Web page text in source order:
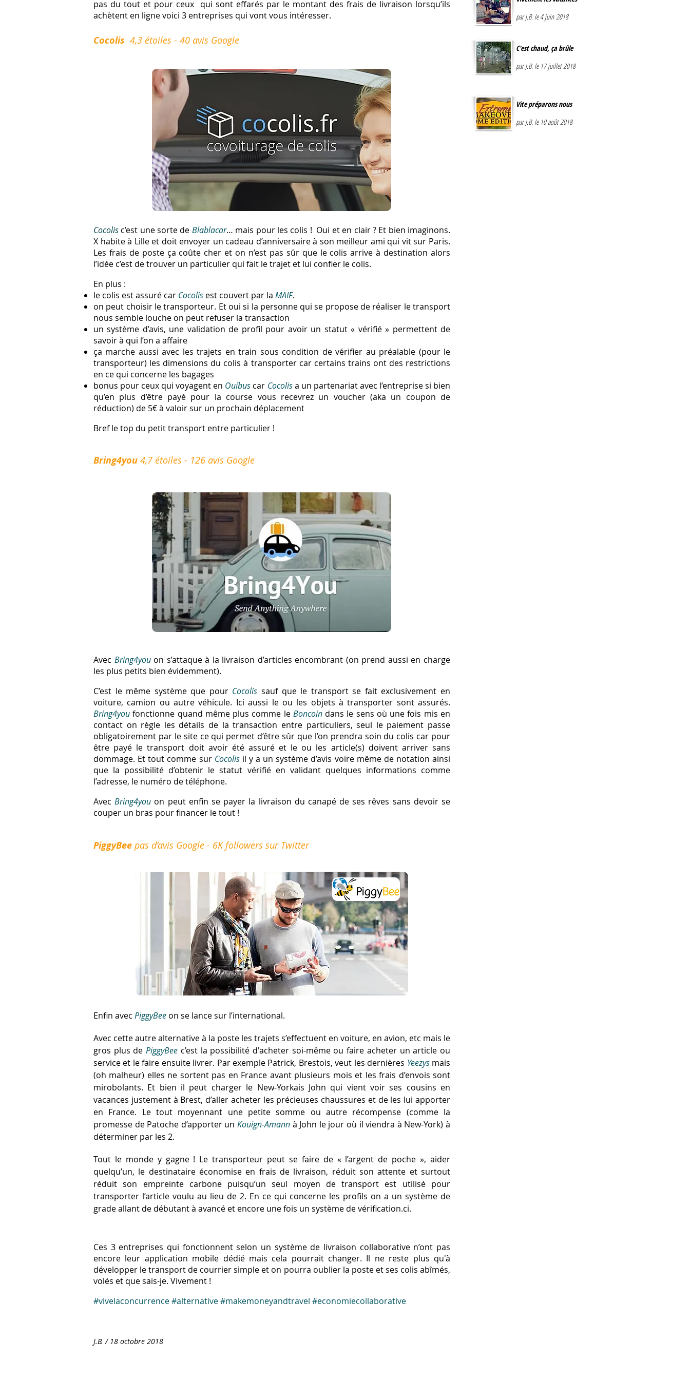
pas du tout et pour ceux qui sont effarés par le montant des frais de livraison lorsqu’ils
achètent en ligne voici 3 entreprises qui vont vous intéresser.
Cocolis 4,3 étoiles - 40 avis Google
par J.B. le 4 juin 2018
C'est chaud, ça brûle
par J.B. le 17 juillet 2018
Vite préparons nous
par J.B. le 10 août 2018
Cocolis c’est une sorte de Blablacar… mais pour les colis ! Oui et en clair ? Et bien imaginons.
X habite à Lille et doit envoyer un cadeau d’anniversaire à son meilleur ami qui vit sur Paris.
Les frais de poste ça coûte cher et on n’est pas sûr que le colis arrive à destination alors
l’idée c’est de trouver un particulier qui fait le trajet et lui confier le colis.
En plus :
le colis est assuré car Cocolis est couvert par la MAIF.
on peut choisir le transporteur. Et oui si la personne qui se propose de réaliser le transport
nous semble louche on peut refuser la transaction
un système d’avis, une validation de profil pour avoir un statut « vérifié » permettent de
savoir à qui l’on a affaire
ça marche aussi avec les trajets en train sous condition de vérifier au préalable (pour le
transporteur) les dimensions du colis à transporter car certains trains ont des restrictions
en ce qui concerne les bagages
bonus pour ceux qui voyagent en Ouibus car Cocolisa un partenariat avec l’entreprise si bien
qu’en plus d’être payé pour la course vous recevrez un voucher (aka un coupon de
réduction) de 5€ à valoir sur un prochain déplacement
Bref le top du petit transport entre particulier !
Bring4you 4,7 étoiles - 126 avis Google
Avec Bring4youon s’attaque à la livraison d’articles encombrant (on prend aussi en charge
les plus petits bien évidemment).
C’est le même système que pour Cocolis sauf que le transport se fait exclusivement en
voiture, camion ou autre véhicule. Ici aussi le ou les objets à transporter sont assurés.
Bring4you fonctionne quand même plus comme le Boncoindans le sens où une fois mis en
contact on règle les détails de la transaction entre particuliers, seul le paiement passe
obligatoirement par le site ce qui permet d’être sûr que l’on prendra soin du colis car pour
être payé le transport doit avoir été assuré et le ou les article(s) doivent arriver sans
dommage. Et tout comme sur Cocolisil y a un système d’avis voire même de notation ainsi
que la possibilité d’obtenir le statut vérifié en validant quelques informations comme
l’adresse, le numéro de téléphone.
AvecBring4you on peut enfin se payer la livraison du canapé de ses rêves sans devoir se
couper un bras pour financer le tout !
PiggyBee pas d’avis Google - 6K followers sur Twitter
Enfin avec PiggyBee on se lance sur l’international.
Avec cette autre alternative à la poste les trajets s’effectuent en voiture, en avion, etc mais le
gros plus dePiggyBee c’est la possibilité d'acheter soi-même ou faire acheter un article ou
service et le faire ensuite livrer. Par exemple Patrick, Brestois, veut les dernières Yeezysmais
(oh malheur) elles ne sortent pas en France avant plusieurs mois et les frais d’envois sont
mirobolants. Et bien il peut charger le New-Yorkais John qui vient voir ses cousins en
vacances justement à Brest, d’aller acheter les précieuses chaussures et de les lui apporter
en France. Le tout moyennant une petite somme ou autre récompense (comme la
promesse de Patoche d’apporter un Kouign-Amann à John le jour où il viendra à New-York) à
déterminer par les 2.
Tout le monde y gagne ! Le transporteur peut se faire de « l’argent de poche », aider
quelqu’un, le destinataire économise en frais de livraison, réduit son attente et surtout
réduit son empreinte carbone puisqu’un seul moyen de transport est utilisé pour
transporter l’article voulu au lieu de 2. En ce qui concerne les profils on a un système de
grade allant de débutant à avancé et encore une fois un système de vérification.ci.
Ces 3 entreprises qui fonctionnent selon un système de livraison collaborative n’ont pas
encore leur application mobile dédié mais cela pourrait changer. Il ne reste plus qu'à
développer le transport de courrier simple et on pourra oublier la poste et ses colis abîmés,
volés et que sais-je. Vivement !
#vivelaconcurrence#alternative#makemoneyandtravel #economiecollaborative
J.B. / 18 octobre 2018